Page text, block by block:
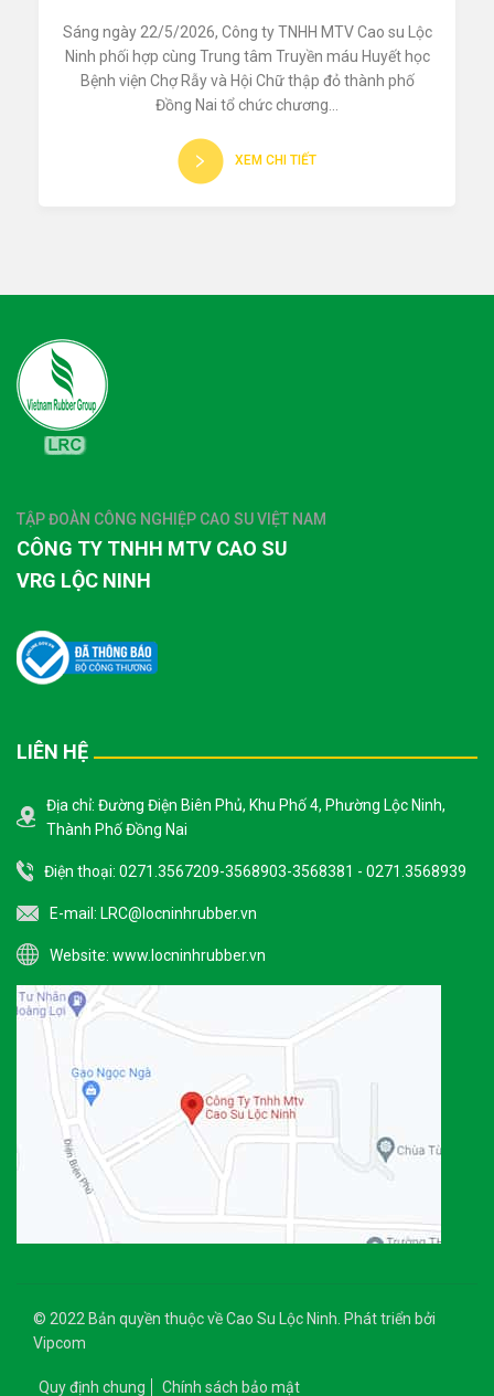
Sáng ngày 22/5/2026, Công ty TNHH MTV Cao su Lộc
Ninh phối hợp cùng Trung tâm Truyền máu Huyết học
Bệnh viện Chợ Rẫy và Hội Chữ thập đỏ thành phố
Đồng Nai tổ chức chương...
XEM CHI TIẾT
TẬP ĐOÀN CÔNG NGHIỆP CAO SU VIỆT NAM
CÔNG TY TNHH MTV CAO SU
VRG LỘC NINH
LIÊN HỆ
Địa chỉ: Đường Điện Biên Phủ, Khu Phố 4, Phường Lộc Ninh,
Thành Phố Đồng Nai
Điện thoại: 0271.3567209-3568903-3568381 - 0271.3568939
E-mail: LRC@locninhrubber.vn
Website: www.locninhrubber.vn
© 2022 Bản quyền thuộc về Cao Su Lộc Ninh. Phát triển bởi
Vipcom
Quy định chung Chính sách bảo mật